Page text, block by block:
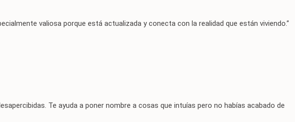
valiosa porque está actualizada y conecta con la realidad que están viviendo.”
Te ayuda a poner nombre a cosas que intuías pero no habías acabado de